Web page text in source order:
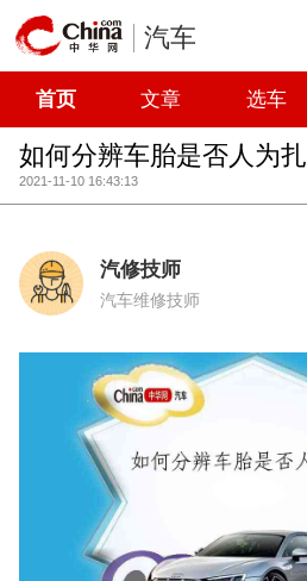
汽车
首页 文章 选车
如何分辨车胎是否人为扎
2021-11-10 16:43:13
汽修技师
汽车维修技师